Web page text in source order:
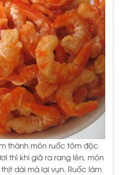
thành món ruốc tôm độc
thì khi giã ra rang lên, món
dài mà lại vụn. Ruốc làm